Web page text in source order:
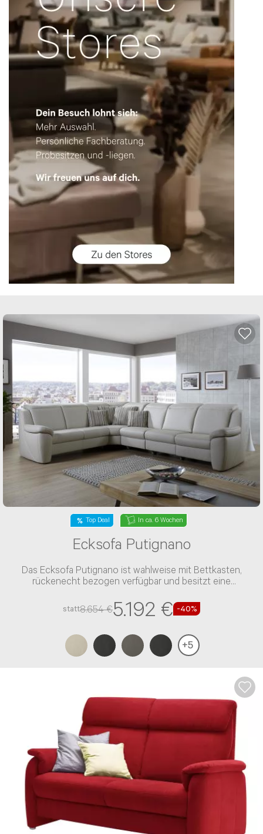
Top Deal In ca. 6 Wochen
Ecksofa Putignano
Das Ecksofa Putignano ist wahlweise mit Bettkasten,
rückenecht bezogen verfügbar und besitzt eine
statt8.654 €5.192 € -40%
+5